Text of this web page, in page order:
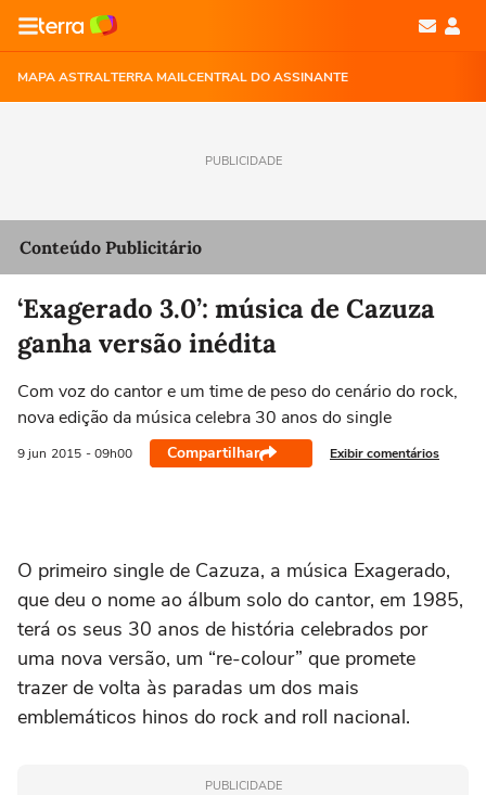
MAPA ASTRALTERRA MAILCENTRAL DO ASSINANTE
PUBLICIDADE
Conteúdo Publicitário
‘Exagerado 3.0’: música de Cazuza
ganha versão inédita
Com voz do cantor e um time de peso do cenário do rock,
nova edição da música celebra 30 anos do single
9 jun 2015 - 09h00 Compartilhar Exibir comentários
O primeiro single de Cazuza, a música Exagerado,
que deu o nome ao álbum solo do cantor, em 1985,
terá os seus 30 anos de história celebrados por
uma nova versão, um “re-colour” que promete
trazer de volta às paradas um dos mais
emblemáticos hinos do rock and roll nacional.
PUBLICIDADE